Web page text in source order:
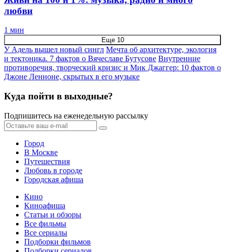
любви
1 мин
Еще 10
У Адель вышел новый сингл Мечта об архитектуре, экология
и тектоника. 7 фактов о Вячеславе Бутусове Внутренние
противоречия, творческий кризис и Мик Джаггер: 10 фактов о
Джоне Ленноне, скрытых в его музыке
Куда пойти в выходные?
Подпишитесь на еженедельную рассылку
Город
В Москве
Путешествия
Любовь в городе
Городская афиша
Кино
Киноафиша
Статьи и обзоры
Все фильмы
Все сериалы
Подборки фильмов